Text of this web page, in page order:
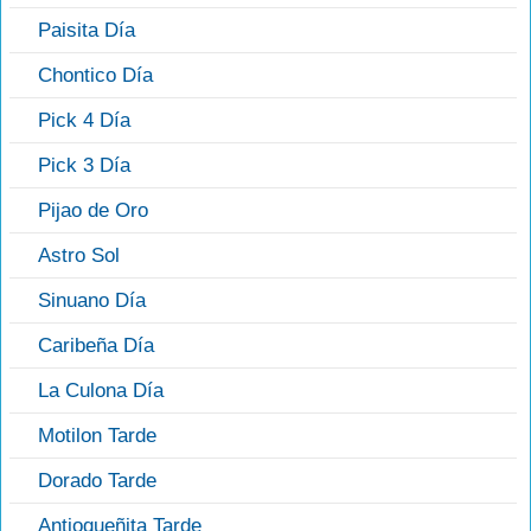
Paisita Día
Chontico Día
Pick 4 Día
Pick 3 Día
Pijao de Oro
Astro Sol
Sinuano Día
Caribeña Día
La Culona Día
Motilon Tarde
Dorado Tarde
Antioqueñita Tarde